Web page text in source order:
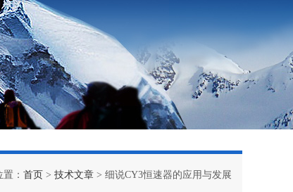
： 首页 > 技术文章 > 细说CY3恒速器的应用与发展